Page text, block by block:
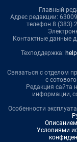
Главный
Адрес редакции:
телефон 8 (383)
Контактные данные
Техподдержка:
Связаться с отделом
с
Редакция сайта
информации,
Особенности
Условиями